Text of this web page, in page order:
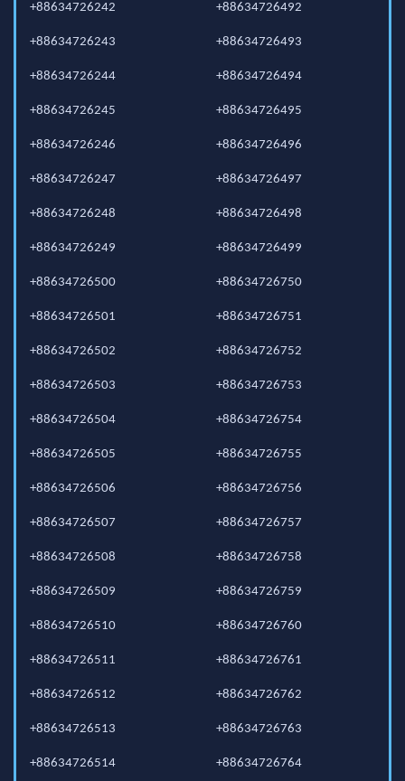
+88634726242
+88634726243
+88634726244
+88634726245
+88634726246
+88634726247
+88634726248
+88634726249
+88634726492
+88634726493
+88634726494
+88634726495
+88634726496
+88634726497
+88634726498
+88634726499
+88634726500
+88634726501
+88634726502
+88634726503
+88634726504
+88634726505
+88634726506
+88634726507
+88634726508
+88634726509
+88634726510
+88634726511
+88634726512
+88634726513
+88634726514
+88634726750
+88634726751
+88634726752
+88634726753
+88634726754
+88634726755
+88634726756
+88634726757
+88634726758
+88634726759
+88634726760
+88634726761
+88634726762
+88634726763
+88634726764